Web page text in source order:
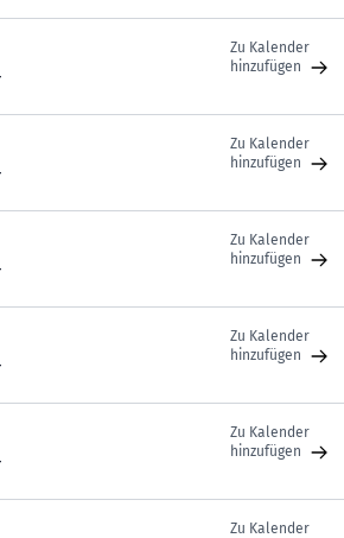
Zu Kalender
hinzufügen
Zu Kalender
hinzufügen
Zu Kalender
hinzufügen
Zu Kalender
hinzufügen
Zu Kalender
hinzufügen
Zu Kalender